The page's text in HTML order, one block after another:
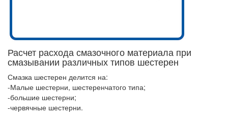
Расчет расхода смазочного материала при
смазывании различных типов шестерен
Смазка шестерен делится на:
-Малые шестерни, шестеренчатого типа;
-большие шестерни;
-червячные шестерни.